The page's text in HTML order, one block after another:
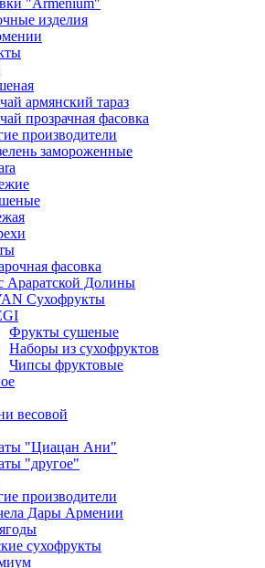
"Armenium"
изделия
армянский тараз
прозрачная фасовка
производители
замороженные
фасовка
Араратской Долины
Сухофрукты
Фрукты сушеные
Наборы из сухофруктов
Чипсы фруктовые
весовой
"Циацан Ани"
"другое"
производители
Дары Армении
сухофрукты